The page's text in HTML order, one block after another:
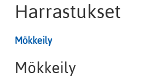
Harrastukset
Mökkeily
Mökkeily